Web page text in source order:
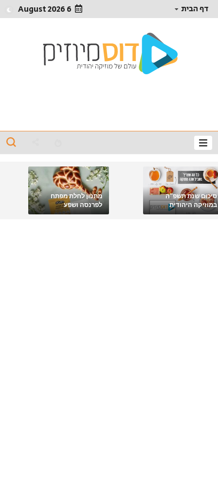
דף הבית 6 August 2026
סיכום שנת תשפ"ה
במוזיקה היהודית
מתכון לחלת מפתח
לפרנסה ושפע